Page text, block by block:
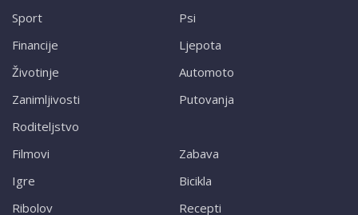
Sport
Financije
Životinje
Zanimljivosti
Roditeljstvo
Psi
Ljepota
Automoto
Putovanja
Filmovi
Igre
Ribolov
Zabava
Bicikla
Recepti